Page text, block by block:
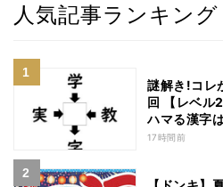
人気記事ランキング
謎解き!コレ
回 【レベル
ハマる漢字
17時間前